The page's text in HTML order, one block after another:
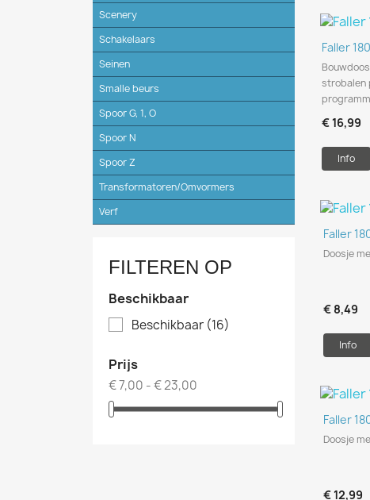
Scenery
Schakelaars
Seinen
Smalle beurs
Spoor G, 1, O
Spoor N
Spoor Z
Transformatoren/Omvormers
Verf
FILTEREN OP
Beschikbaar
Beschikbaar (16)
Prijs
€ 7,00 - € 23,00
Faller
strobalen
€ 16,99
Info
Faller
Doosje
€ 8,49
Info
Faller
Doosje
€ 12,99